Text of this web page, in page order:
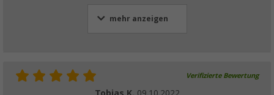
mehr anzeigen
Verifizierte Bewertung